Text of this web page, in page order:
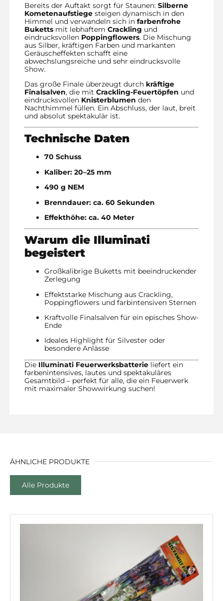
Bereits der Auftakt sorgt für Staunen: Silberne
Kometenaufstiegesteigen dynamisch in den
Himmel und verwandeln sich in farbenfrohe
Bukettsmit lebhaftem Crackling und
eindrucksvollen Poppingflowers. Die Mischung
aus Silber, kräftigen Farben und markanten
Geräuscheffekten schafft eine
abwechslungsreiche und sehr eindrucksvolle
Show.
Das große Finale überzeugt durch kräftige
Finalsalven, die mit Crackling-Feuertöpfen und
eindrucksvollen Knisterblumen den
Nachthimmel füllen. Ein Abschluss, der laut, breit
und absolut spektakulär ist.
Technische Daten
70 Schuss
Kaliber: 20–25 mm
490 g NEM
Brenndauer: ca. 60 Sekunden
Effekthöhe: ca. 40 Meter
Warum die Illuminati
begeistert
Großkalibrige Buketts mit beeindruckender
Zerlegung
Effektstarke Mischung aus Crackling,
Poppingflowers und farbintensiven Sternen
Kraftvolle Finalsalven für ein episches Show-
Ende
Ideales Highlight für Silvester oder
besondere Anlässe
Die Illuminati Feuerwerksbatterieliefert ein
farbenintensives, lautes und spektakuläres
Gesamtbild – perfekt für alle, die ein Feuerwerk
mit maximaler Showwirkung suchen!
ÄHNLICHE PRODUKTE
Alle Produkte